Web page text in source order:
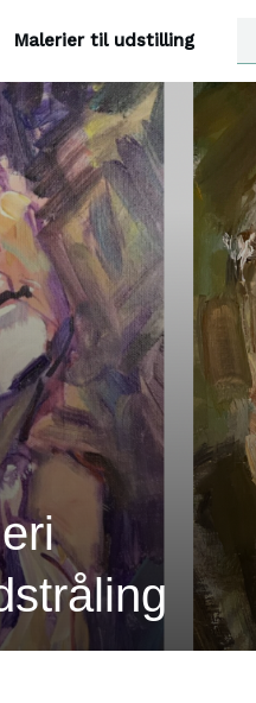
Malerier til udstilling